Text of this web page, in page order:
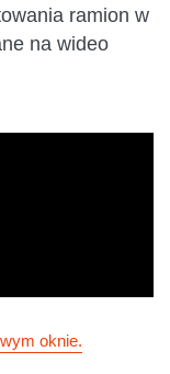
ramion w
na wideo
oknie.